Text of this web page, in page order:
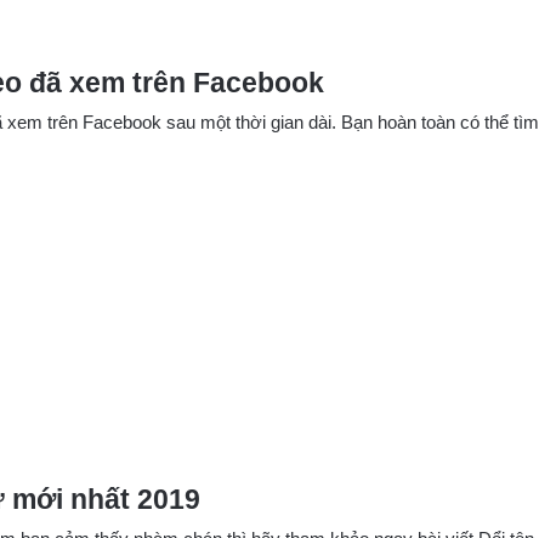
đã xem trên Facebook
trên Facebook sau một thời gian dài. Bạn hoàn toàn có thể tìm
nhất 2019